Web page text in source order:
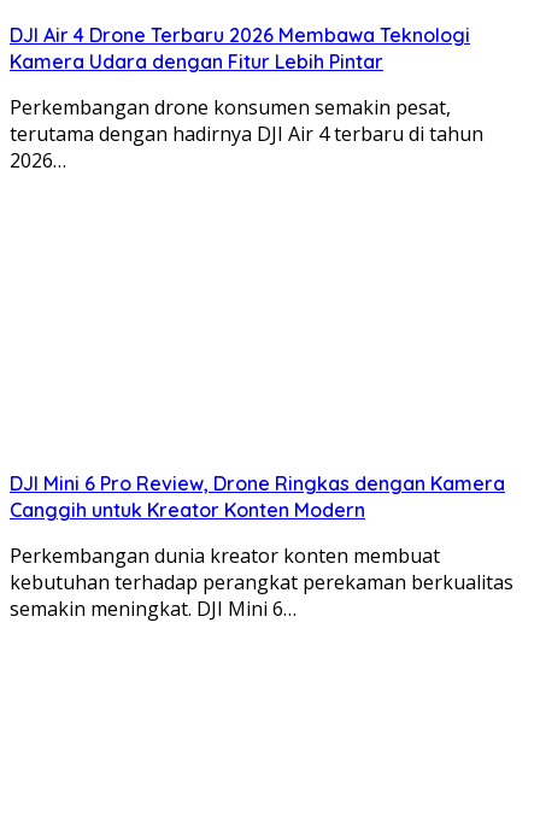
DJI Air 4 Drone Terbaru 2026 Membawa Teknologi
Kamera Udara dengan Fitur Lebih Pintar
Perkembangan drone konsumen semakin pesat,
terutama dengan hadirnya DJI Air 4 terbaru di tahun
2026…
DJI Mini 6 Pro Review, Drone Ringkas dengan Kamera
Canggih untuk Kreator Konten Modern
Perkembangan dunia kreator konten membuat
kebutuhan terhadap perangkat perekaman berkualitas
semakin meningkat. DJI Mini 6…